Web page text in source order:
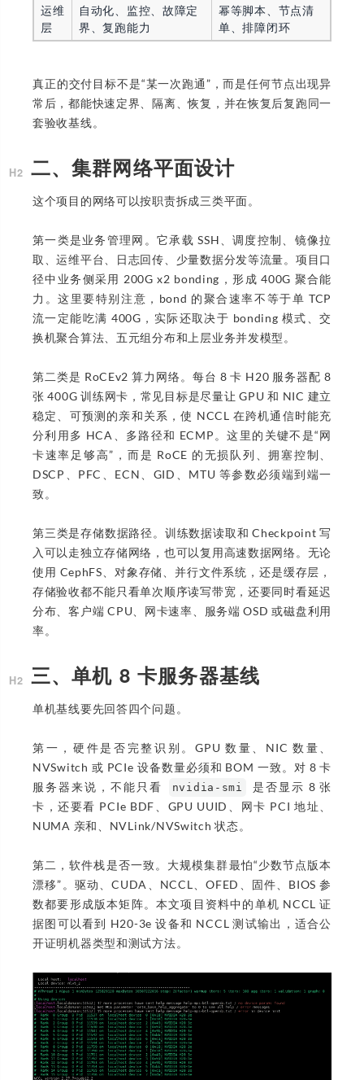
运维
层
自动化、监控、故障定
界、复跑能力
幂等脚本、节点清
单、排障闭环
真正的交付目标不是“某一次跑通”，而是任何节点出现异
常后，都能快速定界、隔离、恢复，并在恢复后复跑同一
套验收基线。
二、集群网络平面设计
这个项目的网络可以按职责拆成三类平面。
第一类是业务管理网。它承载 SSH、调度控制、镜像拉
取、运维平台、日志回传、少量数据分发等流量。项目口
径中业务侧采用 200G x2 bonding，形成 400G 聚合能
力。这里要特别注意，bond 的聚合速率不等于单 TCP
流一定能吃满 400G，实际还取决于 bonding 模式、交
换机聚合算法、五元组分布和上层业务并发模型。
第二类是 RoCEv2 算力网络。每台 8 卡 H20 服务器配 8
张 400G 训练网卡，常见目标是尽量让 GPU 和 NIC 建立
稳定、可预测的亲和关系，使 NCCL 在跨机通信时能充
分利用多 HCA、多路径和 ECMP。这里的关键不是“网
卡速率足够高”，而是 RoCE 的无损队列、拥塞控制、
DSCP、PFC、ECN、GID、MTU 等参数必须端到端一
致。
第三类是存储数据路径。训练数据读取和 Checkpoint 写
入可以走独立存储网络，也可以复用高速数据网络。无论
使用 CephFS、对象存储、并行文件系统，还是缓存层，
存储验收都不能只看单次顺序读写带宽，还要同时看延迟
分布、客户端 CPU、网卡速率、服务端 OSD 或磁盘利用
率。
三、单机 8 卡服务器基线
单机基线要先回答四个问题。
第一，硬件是否完整识别。GPU 数量、NIC 数量、
NVSwitch 或 PCIe 设备数量必须和 BOM 一致。对 8 卡
服务器来说，不能只看
nvidia-smi
是否显示 8 张
卡，还要看 PCIe BDF、GPU UUID、网卡 PCI 地址、
NUMA 亲和、NVLink/NVSwitch 状态。
第二，软件栈是否一致。大规模集群最怕“少数节点版本
漂移”。驱动、CUDA、NCCL、OFED、固件、BIOS 参
数都要形成版本矩阵。本文项目资料中的单机 NCCL 证
据图可以看到 H20-3e 设备和 NCCL 测试输出，适合公
开证明机器类型和测试方法。